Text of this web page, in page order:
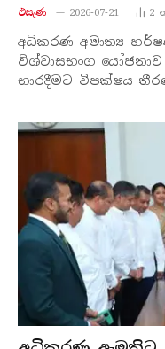
එසැණ 2026-07-21 2
අධිකරණ අමාත්‍ය
විශ්වාසභංග යෝජනාව
භාරදීමට විපක්ෂය